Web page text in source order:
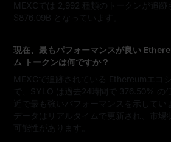
MEXCでは 2,992 種類のトークンが追跡
$876.09B となっています。
現在、最もパフォーマンスが良い
ム トークンは何ですか？
MEXCで追跡されている Ethereumエコ
で、SYLO は過去24時間で 376.50% の
近で最も強いパフォーマンスを示してい
データはリアルタイムで更新され、市場
可能性があります。